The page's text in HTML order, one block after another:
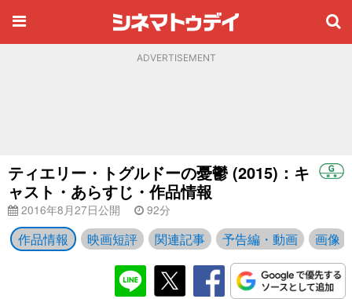
ADVERTISEMENT
ティエリー・トグルドーの憂鬱 (2015)：キ
ャスト・あらすじ・作品情報
2016年8月27日公開 92分
作品情報 映画短評 関連記事 予告編・動画 画像